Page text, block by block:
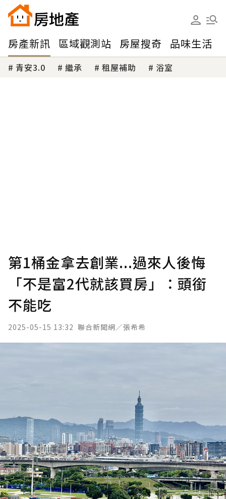
房產新訊 區域觀測站 房屋搜奇 品味生活
青安3.0 繼承 租屋補助 浴室
第1桶金拿去創業...過來人後悔
「不是富2代就該買房」：頭銜
不能吃
2025-05-15 13:32 聯合新聞網／張希希